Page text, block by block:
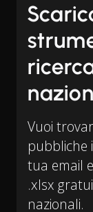
Vuoi
pubbliche
tua email
.xlsx
nazionali.